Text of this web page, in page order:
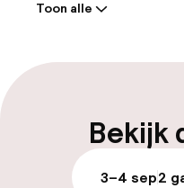
(buiten)
€ 18,00 per dag
Toon alle
Bekijk
3–4 sep2